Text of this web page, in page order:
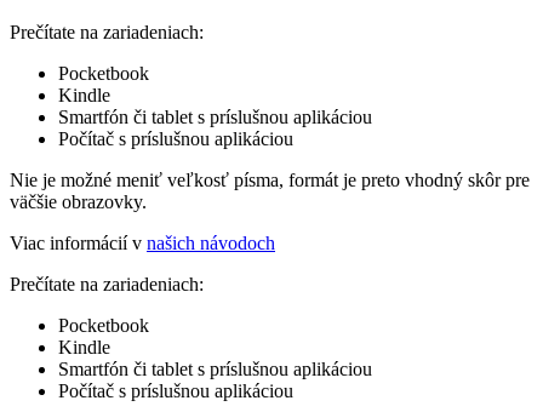
Prečítate na zariadeniach:
Pocketbook
Kindle
Smartfón či tablet s príslušnou aplikáciou
Počítač s príslušnou aplikáciou
Nie je možné meniť veľkosť písma, formát je preto vhodný skôr pre
väčšie obrazovky.
Viac informácií v našich návodoch
Prečítate na zariadeniach:
Pocketbook
Kindle
Smartfón či tablet s príslušnou aplikáciou
Počítač s príslušnou aplikáciou